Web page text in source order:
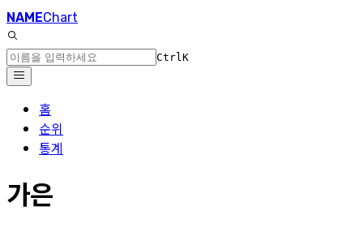
NAMEChart
CtrlK
홈
순위
통계
가은